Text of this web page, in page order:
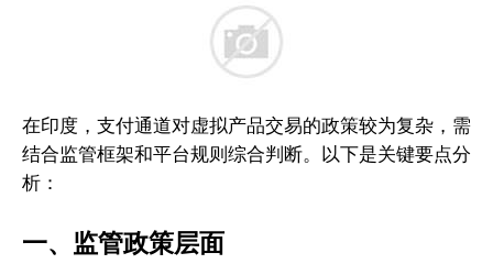
在印度，支付通道对虚拟产品交易的政策较为复杂，需
结合监管框架和平台规则综合判断。以下是关键要点分
析：
一、监管政策层面